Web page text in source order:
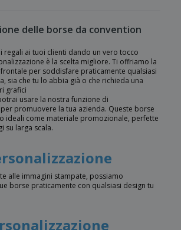
delle borse da convention
regali ai tuoi clienti dando un vero tocco
è la scelta migliore. Ti offriamo la
per soddisfare praticamente qualsiasi
sia che tu lo abbia già o che richieda una
grafici
usare la nostra funzione di
promuovere la tua azienda. Queste borse
ideali come materiale promozionale, perfette
su larga scala.
alle immagini stampate, possiamo
borse praticamente con qualsiasi design tu